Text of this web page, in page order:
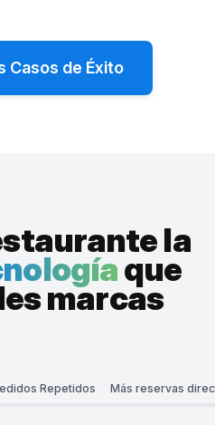
Casos de Éxito
la
que
marcas
Repetidos Más reservas